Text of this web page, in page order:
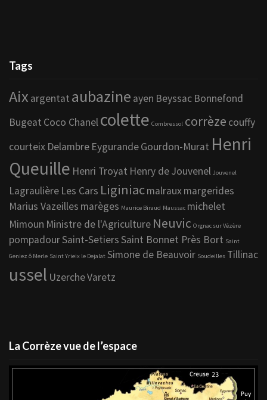
Tags
Aix argentat aubazine ayen Beyssac Bonnefond
Bugeat Coco Chanelcolette Combressol corrèze couffy
courteix Delambre EygurandeGourdon-Murat Henri
Queuille Henri Troyat Henry de Jouvenel Jouvenel
Lagraulière Les Cars Liginiacmalrauxmargerides
Marius Vazeilles marèges Maurice Biraud Maussac michelet
Mimoun Ministre de l'Agriculture Neuvic Orgnac sur Vézère
pompadourSaint-SetiersSaint Bonnet Près Bort Saint
Geniez ô Merle Saint Yrieix le Dejalat Simone de Beauvoir Soudeilles Tillinac
ussel UzercheVaretz
La Corrèze vue de l’espace